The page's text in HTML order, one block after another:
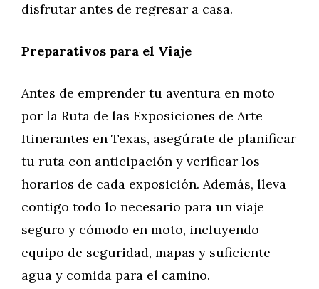
disfrutar antes de regresar a casa.
Preparativos para el Viaje
Antes de emprender tu aventura en moto
por la Ruta de las Exposiciones de Arte
Itinerantes en Texas, asegúrate de planificar
tu ruta con anticipación y verificar los
horarios de cada exposición. Además, lleva
contigo todo lo necesario para un viaje
seguro y cómodo en moto, incluyendo
equipo de seguridad, mapas y suficiente
agua y comida para el camino.